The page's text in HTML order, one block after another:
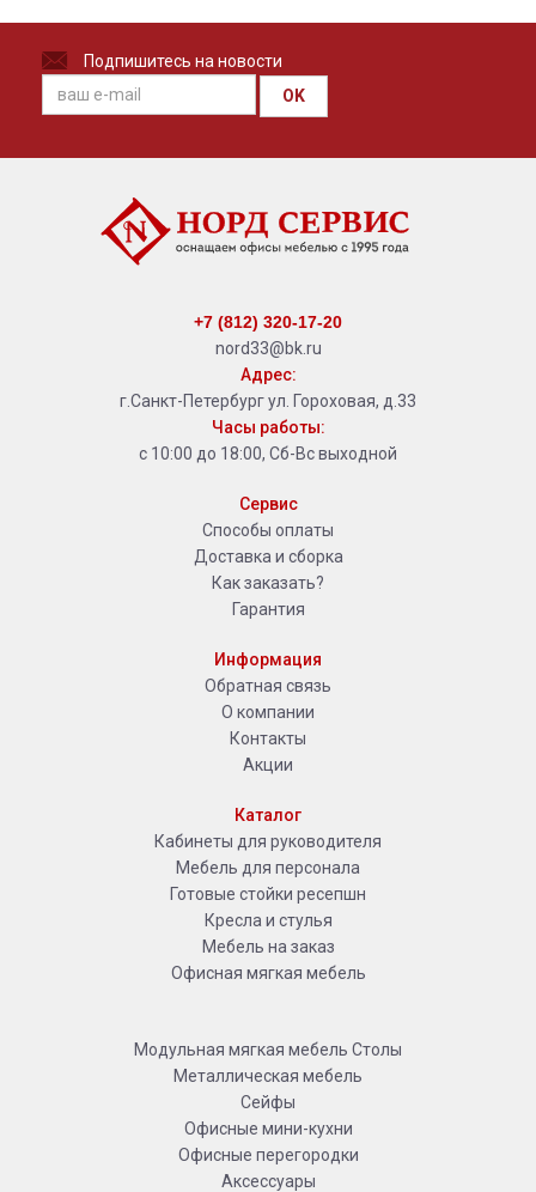
Подпишитесь на новости
OK
+7 (812) 320-17-20
nord33@bk.ru
Адрес:
г.Санкт-Петербург ул. Гороховая, д.33
Часы работы:
с 10:00 до 18:00, Сб-Вс выходной
Сервис
Способы оплаты
Доставка и сборка
Как заказать?
Гарантия
Информация
Обратная связь
О компании
Контакты
Акции
Каталог
Кабинеты для руководителя
Мебель для персонала
Готовые стойки ресепшн
Кресла и стулья
Мебель на заказ
Офисная мягкая мебель
Модульная мягкая мебель Столы
Металлическая мебель
Сейфы
Офисные мини-кухни
Офисные перегородки
Аксессуары